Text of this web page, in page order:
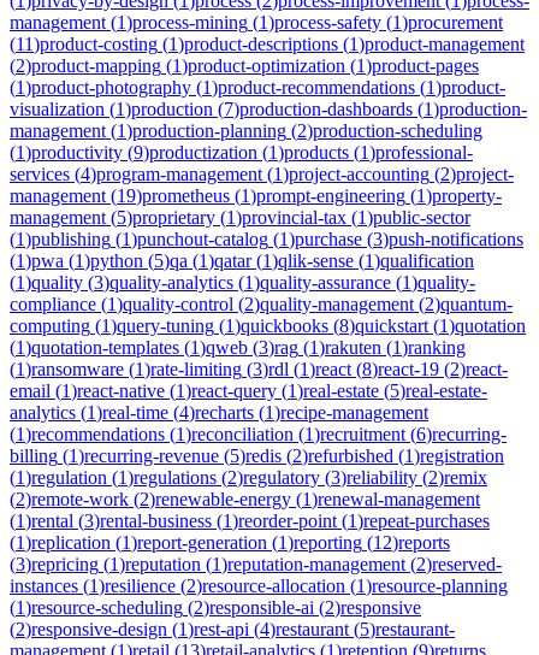
management (1)process-mining (1)process-safety (1)procurement
(11)product-costing (1)product-descriptions (1)product-management
(2)product-mapping (1)product-optimization (1)product-pages
(1)product-photography (1)product-recommendations (1)product-
visualization (1)production (7)production-dashboards (1)production-
management (1)production-planning (2)production-scheduling
(1)productivity (9)productization (1)products (1)professional-
services (4)program-management (1)project-accounting (2)project-
management (19)prometheus (1)prompt-engineering (1)property-
management (5)proprietary (1)provincial-tax (1)public-sector
(1)publishing (1)punchout-catalog (1)purchase (3)push-notifications
(1)pwa (1)python (5)qa (1)qatar(1)qlik-sense (1)qualification
(1)quality (3)quality-analytics (1)quality-assurance (1)quality-
compliance (1)quality-control (2)quality-management (2)quantum-
computing (1)query-tuning (1)quickbooks (8)quickstart (1)quotation
(1)quotation-templates (1)qweb (3)rag (1)rakuten (1)ranking
(1)ransomware (1)rate-limiting (3)rdl (1)react (8)react-19 (2)react-
email (1)react-native (1)react-query (1)real-estate (5)real-estate-
analytics (1)real-time (4)recharts (1)recipe-management
(1)recommendations (1)reconciliation (1)recruitment (6)recurring-
billing (1)recurring-revenue (5)redis (2)refurbished (1)registration
(1)regulation (1)regulations (2)regulatory (3)reliability (2)remix
(2)remote-work (2)renewable-energy (1)renewal-management
(1)rental (3)rental-business (1)reorder-point (1)repeat-purchases
(1)replication (1)report-generation (1)reporting (12)reports
(3)repricing (1)reputation (1)reputation-management (2)reserved-
instances (1)resilience (2)resource-allocation (1)resource-planning
(1)resource-scheduling (2)responsible-ai (2)responsive
(2)responsive-design (1)rest-api (4)restaurant (5)restaurant-
management (1)retail (13)retail-analytics (1)retention (9)returns